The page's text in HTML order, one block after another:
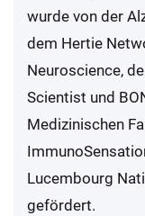
wurde von der
dem Hertie
Neuroscience,
Scientist und
Medizinischen
Lucembourg
gefördert.